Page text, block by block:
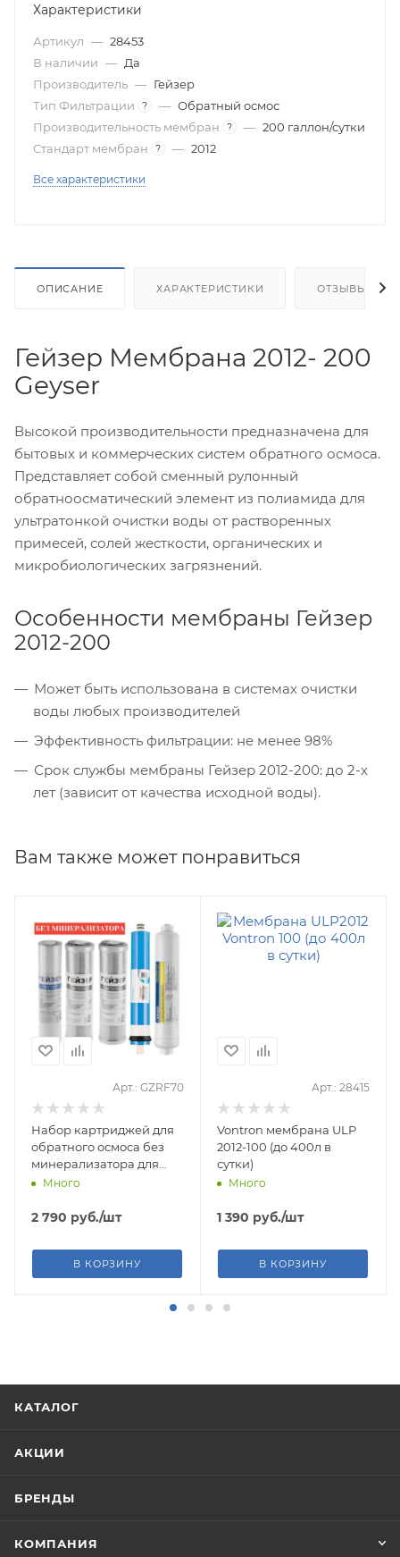
Характеристики
Артикул — 28453
В наличии — Да
Производитель — Гейзер
Тип Фильтрации
? — Обратный осмос
Производительность мембран
? — 200 галлон/сутки
Стандарт мембран
? — 2012
Все характеристики
ОПИСАНИЕ ХАРАКТЕРИСТИКИ ОТЗЫВЫ
Гейзер Мембрана 2012- 200
Geyser
Высокой производительности предназначена для
бытовых и коммерческих систем обратного осмоса.
Представляет собой сменный рулонный
обратноосматический элемент из полиамида для
ультратонкой очистки воды от растворенных
примесей, солей жесткости, органических и
микробиологических загрязнений.
Особенности мембраны Гейзер
2012-200
Может быть использована в системах очистки
воды любых производителей
Эффективность фильтрации: не менее 98%
Срок службы мембраны Гейзер 2012-200: до 2-х
лет (зависит от качества исходной воды).
Вам также может понравиться
Арт.: GZRF70
Набор картриджей для
обратного осмоса без
минерализатора для
Престиж
Много
2 790 руб./шт
В КОРЗИНУ
Арт.: 28415
Vontron мембрана ULP
2012-100 (до 400л в
сутки)
Много
1 390 руб./шт
В КОРЗИНУ
КАТАЛОГ
АКЦИИ
БРЕНДЫ
КОМПАНИЯ